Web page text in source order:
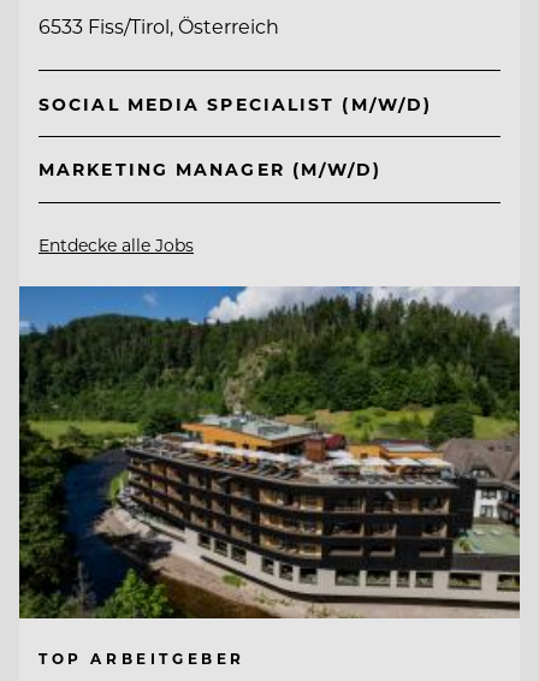
6533 Fiss/Tirol, Österreich
SOCIAL MEDIA SPECIALIST (M/W/D)
MARKETING MANAGER (M/W/D)
Entdecke alle Jobs
TOP ARBEITGEBER